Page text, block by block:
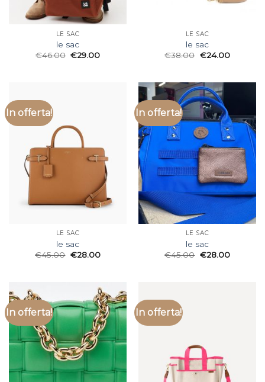
LE SAC
le sac
€46.00 €29.00
LE SAC
le sac
€38.00 €24.00
In offerta!
LE SAC
le sac
€45.00 €28.00
In offerta!
LE SAC
le sac
€45.00 €28.00
In offerta! In offerta!